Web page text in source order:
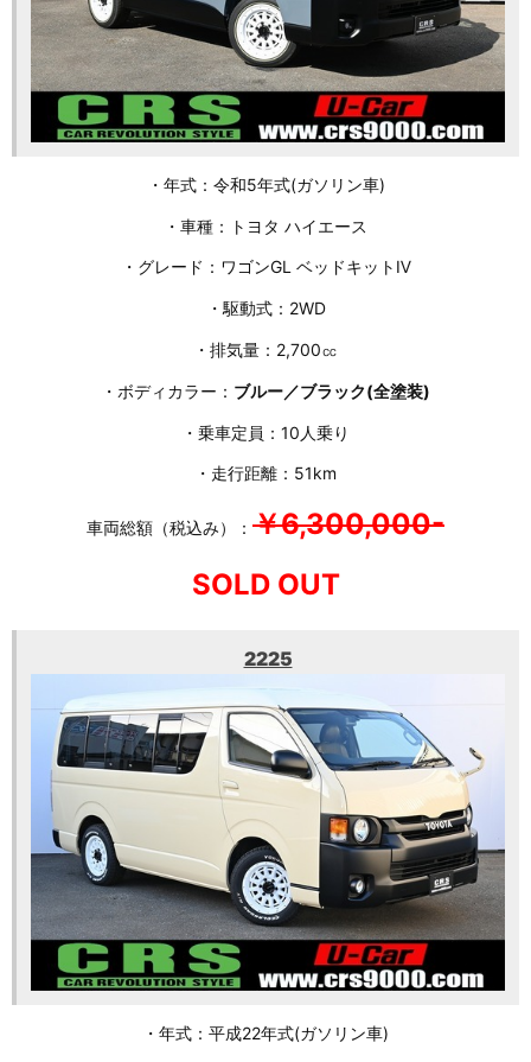
・年式：令和5年式(ガソリン車)
・車種：トヨタ ハイエース
・グレード：ワゴンGL ベッドキットⅣ
・駆動式：2WD
・排気量：2,700㏄
・ボディカラー： ブルー／ブラック(全塗装)
・乗車定員：10人乗り
・走行距離：51km
車両総額（税込み）： ￥6,300,000-
SOLD OUT
2225
・年式：平成22年式(ガソリン車)